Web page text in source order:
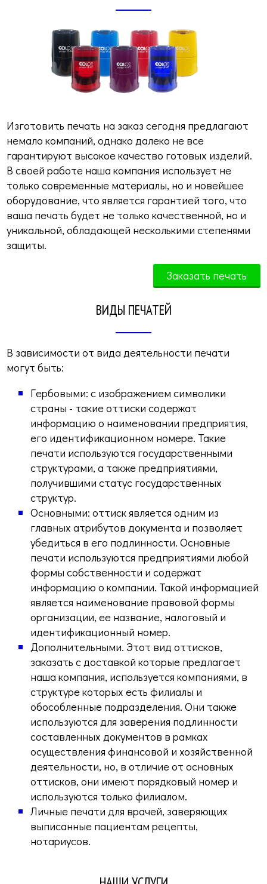
Изготовить печать на заказ сегодня предлагают
немало компаний, однако далеко не все
гарантируют высокое качество готовых изделий.
В своей работе наша компания использует не
только современные материалы, но и новейшее
оборудование, что является гарантией того, что
ваша печать будет не только качественной, но и
уникальной, обладающей несколькими степенями
защиты.
ВИДЫ ПЕЧАТЕЙ
В зависимости от вида деятельности печати
могут быть:
Гербовыми: с изображением символики
страны - такие оттиски содержат
информацию о наименовании предприятия,
его идентификационном номере. Такие
печати используются государственными
структурами, а также предприятиями,
получившими статус государственных
структур.
Основными: оттиск является одним из
главных атрибутов документа и позволяет
убедиться в его подлинности. Основные
печати используются предприятиями любой
формы собственности и содержат
информацию о компании. Такой информацией
является наименование правовой формы
организации, ее название, налоговый и
идентификационный номер.
Дополнительными. Этот вид оттисков,
заказать с доставкой которые предлагает
наша компания, используется компаниями, в
структуре которых есть филиалы и
обособленные подразделения. Они также
используются для заверения подлинности
составленных документов в рамках
осуществления финансовой и хозяйственной
деятельности, но, в отличие от основных
оттисков, они имеют порядковый номер и
используются только филиалом.
Личные печати для врачей, заверяющих
выписанные пациентам рецепты,
нотариусов.